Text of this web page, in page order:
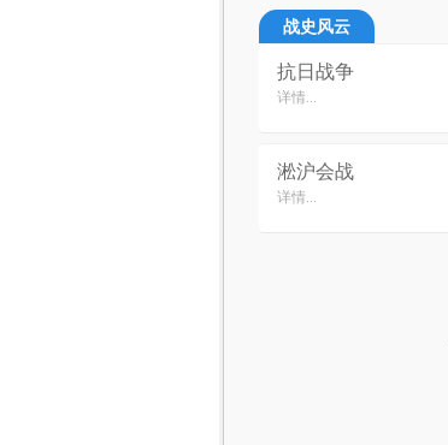
战史风云
抗日战争
详情...
淞沪会战
详情...